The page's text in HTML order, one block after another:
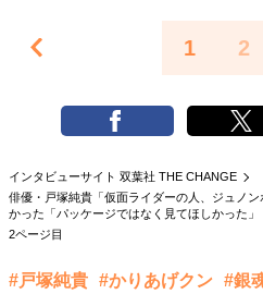
1 2
インタビューサイト 双葉社 THE CHANGE
俳優・戸塚純貴「仮面ライダーの人、ジュノ
かった「パッケージではなく見てほしかった」
2ページ目
#戸塚純貴 #かりあげクン #銀